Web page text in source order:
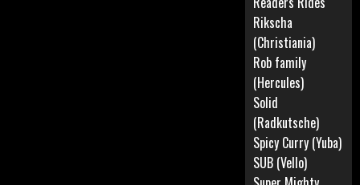
Rikscha
(Christiania)
Rob family
(Hercules)
Solid
(Radkutsche)
Spicy Curry (Yuba)
SUB (Vello)